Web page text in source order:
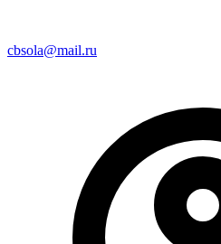
cbsola@mail.ru